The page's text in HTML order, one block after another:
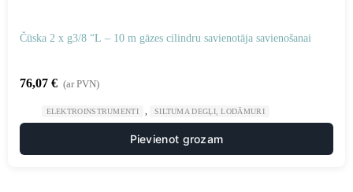
Čūska 2 x g3/8 “L – 10 m gāzes cilindru savienotāja savienošanai
76,07 € (ar PVN)
ELEKTROINSTRUMENTI SILTUMA DEGĻI, LODĀMURI
Pievienot grozam